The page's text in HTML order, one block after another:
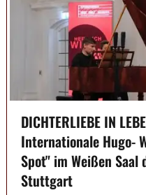
DICHTERLIEBE IN
Internationale Hugo-
Spot" im Weißen Saal
Stuttgart